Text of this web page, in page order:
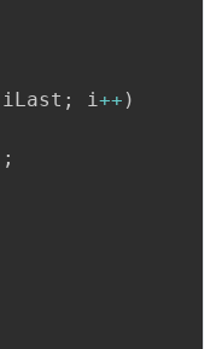
iLast ; i++ )
;